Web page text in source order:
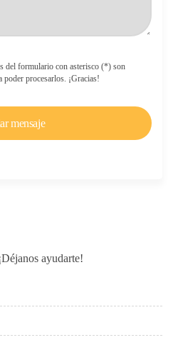
del formulario con asterisco (*) son
procesarlos. ¡Gracias!
ayudarte!